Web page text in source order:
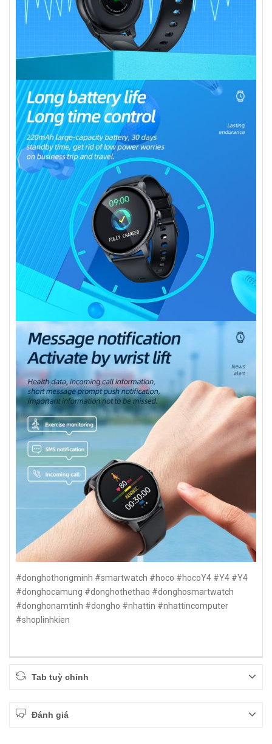
#donghothongminh #smartwatch #hoco #hocoY4 #Y4 #Y4
#donghocamung #donghothethao #donghosmartwatch
#donghonamtinh #dongho #nhattin #nhattincomputer
#shoplinhkien
Tab tuỳ chỉnh
Đánh giá